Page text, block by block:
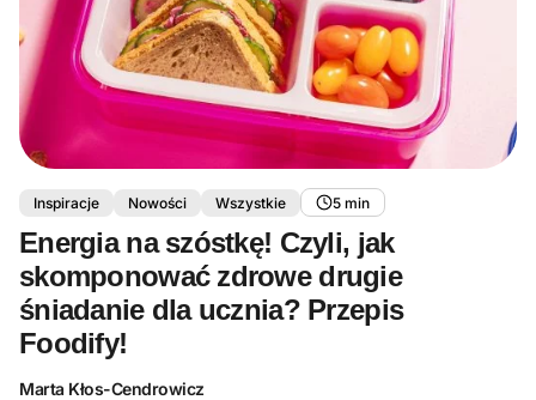
Inspiracje Nowości Wszystkie 5 min
Energia na szóstkę! Czyli, jak
skomponować zdrowe drugie
śniadanie dla ucznia? Przepis
Foodify!
Marta Kłos-Cendrowicz